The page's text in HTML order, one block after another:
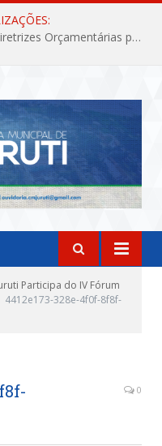
Câmara Municipal aprova Lei de Diretrizes Orçamentárias para o exercício financeiro de 2027
Participa do IV Fórum
4412e173-328e-4f0f-8f8f-
0